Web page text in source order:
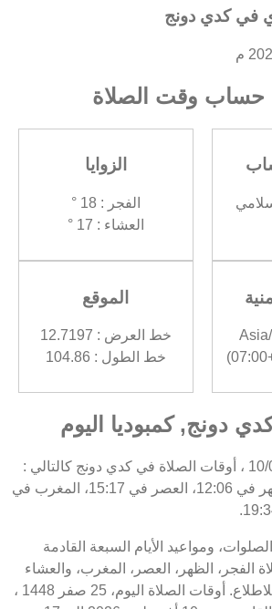
في كدي دونج
حساب وقت الصلاة
الزوايا
الفجر : 18 °
العشاء : 17 °
الموقع
خط العرض : 12.7197
خط الطول : 104.86
دونج, كمبوديا اليوم
اليوم، الاثنين 10/08/2026 ، أوقات الصلاة في كدي دونج كالتالي :
الفجر في 04:34، الظهر في 12:06، العصر في 15:17، المغرب في
الصلوات، ومواعيد الأيام السبعة القادمة
الفجر، الظهر، العصر، المغرب، والعشاء
في كدي دونج متاحة للاطلاع. أوقات الصلاة اليوم، 25 صفر 1448 ،